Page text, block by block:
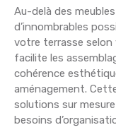
Au-delà des
d’innombrables
votre terrasse selon
facilite les
cohérence
aménagement.
solutions sur
besoins